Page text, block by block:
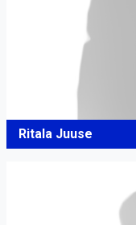
Ritala Juuse